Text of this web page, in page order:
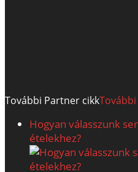
További Partner cikk
Hogyan válasszunk
ételekhez?